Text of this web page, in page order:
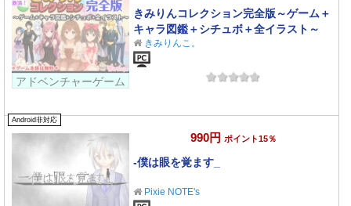
アドベンチャーゲーム
きみりんコレクション完全版～ゲーム＋
キャラ図鑑＋シチュボ＋全イラスト～
きみりんこ。
Android非対応
990円 ポイント15％
-僕は眼を覚ます_
Pixie NOTE's